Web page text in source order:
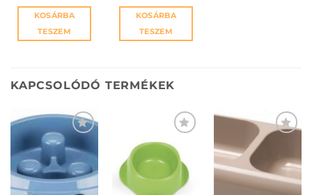
KOSÁRBA
TESZEM
KOSÁRBA
TESZEM
KAPCSOLÓDÓ TERMÉKEK
KEDVENCEKHEZ KEDVENCEKHEZ KEDVENCEKHEZ